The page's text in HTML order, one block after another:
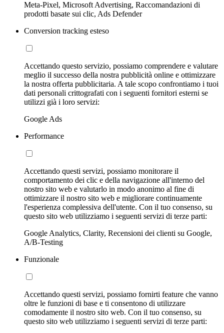
Meta-Pixel, Microsoft Advertising, Raccomandazioni di
prodotti basate sui clic, Ads Defender
Conversion tracking esteso
Accettando questo servizio, possiamo comprendere e valutare
meglio il successo della nostra pubblicità online e ottimizzare
la nostra offerta pubblicitaria. A tale scopo confrontiamo i tuoi
dati personali crittografati con i seguenti fornitori esterni se
utilizzi già i loro servizi:
Google Ads
Performance
Accettando questi servizi, possiamo monitorare il
comportamento dei clic e della navigazione all'interno del
nostro sito web e valutarlo in modo anonimo al fine di
ottimizzare il nostro sito web e migliorare continuamente
l'esperienza complessiva dell'utente. Con il tuo consenso, su
questo sito web utilizziamo i seguenti servizi di terze parti:
Google Analytics, Clarity, Recensioni dei clienti su Google,
A/B-Testing
Funzionale
Accettando questi servizi, possiamo fornirti feature che vanno
oltre le funzioni di base e ti consentono di utilizzare
comodamente il nostro sito web. Con il tuo consenso, su
questo sito web utilizziamo i seguenti servizi di terze parti: